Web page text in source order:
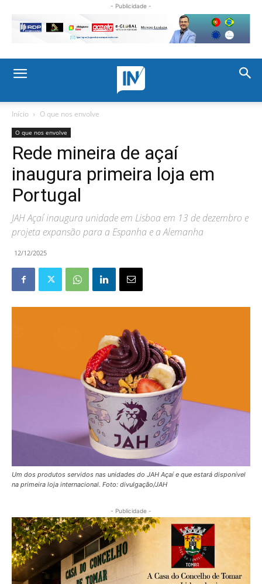
- Publicidade -
Início O que nos envolve
O que nos envolve
Rede mineira de açaí
inaugura primeira loja em
Portugal
JAH Açaí inaugura unidade em Lisboa em 13 de dezembro e
projeta expansão para a Espanha e a Alemanha
12/12/2025
Um dos produtos servidos nas unidades do JAH Açaí e que estará disponível
na primeira loja internacional. Foto: divulgação/JAH
- Publicidade -